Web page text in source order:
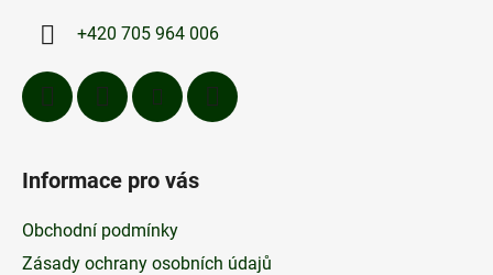
+420 705 964 006
Informace pro vás
Obchodní podmínky
Zásady ochrany osobních údajů